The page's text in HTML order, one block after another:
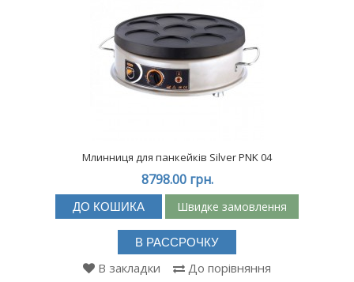
Млинниця для панкейків Silver PNK 04
8798.00 грн.
ДО КОШИКА Швидке замовлення
В РАССРОЧКУ
В закладки До порівняння